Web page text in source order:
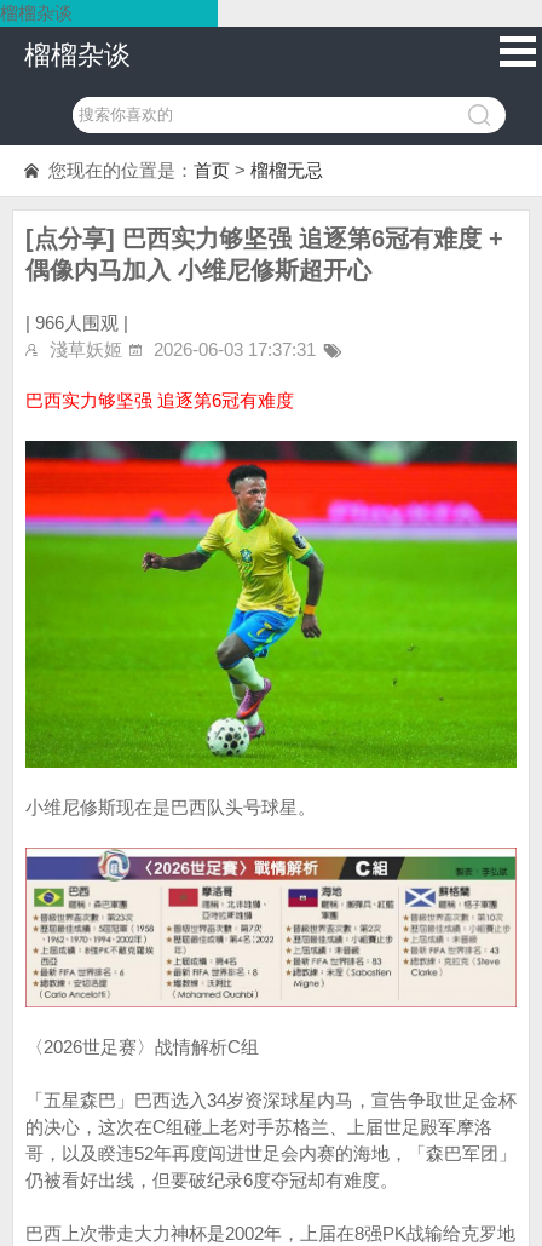
榴榴杂谈
榴榴杂谈
您现在的位置是： 首页 > 榴榴无忌
[点分享] 巴西实力够坚强 追逐第6冠有难度 +
偶像内马加入 小维尼修斯超开心
| 966人围观 |
淺草妖姬
2026-06-03 17:37:31
巴西实力够坚强 追逐第6冠有难度
小维尼修斯现在是巴西队头号球星。
〈2026世足赛〉战情解析C组
「五星森巴」巴西选入34岁资深球星内马，宣告争取世足金杯
的决心，这次在C组碰上老对手苏格兰、上届世足殿军摩洛
哥，以及睽违52年再度闯进世足会内赛的海地，「森巴军团」
仍被看好出线，但要破纪录6度夺冠却有难度。
巴西上次带走大力神杯是2002年，上届在8强PK战输给克罗地